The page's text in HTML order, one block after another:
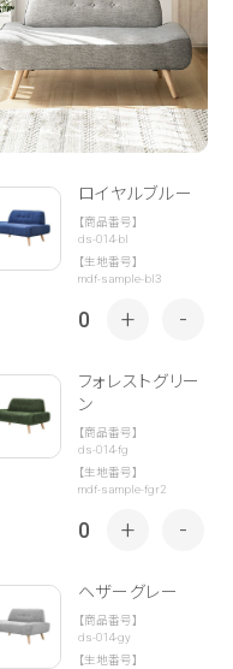
ロイヤルブルー
【商品番号】
ds-014-bl
【生地番号】
mdf-sample-bl3
0 + -
フォレストグリー
ン
【商品番号】
ds-014-fg
【生地番号】
mdf-sample-fgr2
0 + -
ヘザーグレー
【商品番号】
ds-014-gy
【生地番号】